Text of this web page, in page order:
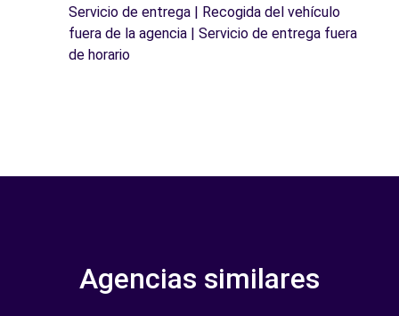
Servicio de entrega | Recogida del vehículo
fuera de la agencia | Servicio de entrega fuera
de horario
Agencias similares